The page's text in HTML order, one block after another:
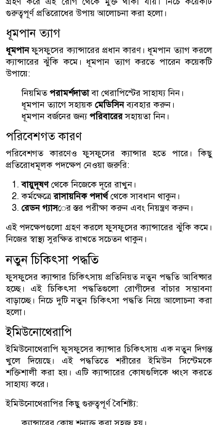
গুরুত্বপূর্ণ প্রতিরোধের উপায় আলোচনা করা হলো।
ধূমপান ত্যাগ
ধূমপানফুসফুসের ক্যান্সারের প্রধান কারণ। ধূমপান ত্যাগ করলে
ক্যান্সারের ঝুঁকি কমে। ধূমপান ত্যাগ করতে পারেন কয়েকটি
উপায়ে:
নিয়মিতপরামর্শদাতাবা থেরাপিস্টের সাহায্য নিন।
ধূমপান ত্যাগে সহায়ক মেডিসিনব্যবহার করুন।
ধূমপান বর্জনের জন্যপরিবারেরসহায়তা নিন।
পরিবেশগত কারণ
পরিবেশগত কারণেও ফুসফুসের ক্যান্সার হতে পারে। কিছু
প্রতিরোধমূলক পদক্ষেপ নেওয়া জরুরি:
বায়ুদূষণথেকে নিজেকে দূরে রাখুন।
কর্মক্ষেত্রেরাসায়নিক পদার্থথেকে সাবধান থাকুন।
রেডন গ্যাসের স্তর পরীক্ষা করুন এবং নিয়ন্ত্রণ করুন।
এই পদক্ষেপগুলো গ্রহণ করলে ফুসফুসের ক্যান্সারের ঝুঁকি কমে।
নিজের স্বাস্থ্য সুরক্ষিত রাখতে সচেতন থাকুন।
নতুন চিকিৎসা পদ্ধতি
ফুসফুসের ক্যান্সার চিকিৎসায় প্রতিনিয়ত নতুন পদ্ধতি আবিষ্কার
হচ্ছে। এই চিকিৎসা পদ্ধতিগুলো রোগীদের বাঁচার সম্ভাবনা
বাড়াচ্ছে। নিচে দুটি নতুন চিকিৎসা পদ্ধতি নিয়ে আলোচনা করা
হলো।
ইমিউনোথেরাপি
ইমিউনোথেরাপি ফুসফুসের ক্যান্সার চিকিৎসায় এক নতুন দিগন্ত
খুলে দিয়েছে। এই পদ্ধতিতে শরীরের ইমিউন সিস্টেমকে
শক্তিশালী করা হয়। এটি ক্যান্সারের কোষগুলিকে ধ্বংস করতে
সাহায্য করে।
ইমিউনোথেরাপির কিছু গুরুত্বপূর্ণ বৈশিষ্ট্য: